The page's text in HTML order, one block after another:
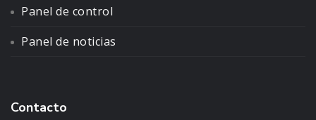
Panel de control
Panel de noticias
Contacto